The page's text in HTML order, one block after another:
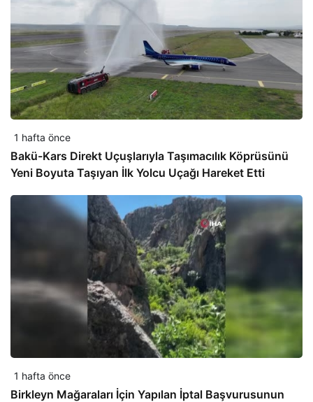
1 hafta önce
Bakü-Kars Direkt Uçuşlarıyla Taşımacılık Köprüsünü
Yeni Boyuta Taşıyan İlk Yolcu Uçağı Hareket Etti
1 hafta önce
Birkleyn Mağaraları İçin Yapılan İptal Başvurusunun